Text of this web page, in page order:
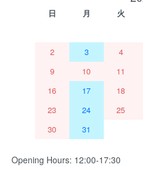
日 月 火
2 3
4
9
10
11
16
17
18
23
24
25
30
31
Opening Hours: 12:00-17:30